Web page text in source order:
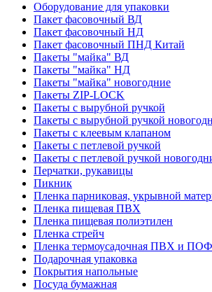
Оборудование для упаковки
Пакет фасовочный ВД
Пакет фасовочный НД
Пакет фасовочный ПНД Китай
Пакеты "майка" ВД
Пакеты "майка" НД
Пакеты "майка" новогодние
Пакеты ZIP-LOCK
Пакеты с вырубной ручкой
Пакеты с вырубной ручкой
Пакеты с клеевым клапаном
Пакеты с петлевой ручкой
Пакеты с петлевой ручкой
Перчатки, рукавицы
Пикник
Пленка парниковая, укрывной
Пленка пищевая ПВХ
Пленка пищевая полиэтилен
Пленка стрейч
Пленка термоусадочная ПВХ и ПОФ
Подарочная упаковка
Покрытия напольные
Посуда бумажная